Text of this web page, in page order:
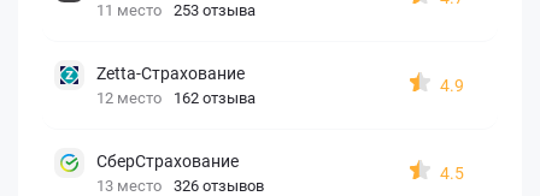
11 место 253 отзыва
Zetta-Страхование
12 место 162 отзыва
4.9
СберСтрахование
13 место 326 отзывов
4.5